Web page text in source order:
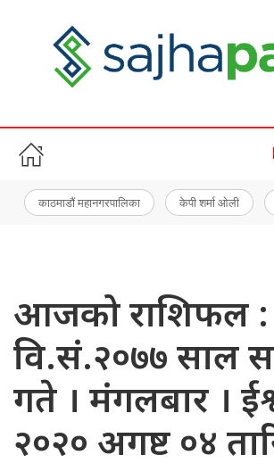
काठमाडौं महानगरपालिका केपी शर्मा ओली
आजको राशिफल :
वि.सं.२०७७ साल
गते । मंगलबार ।
२०२० अगष्ट ०४